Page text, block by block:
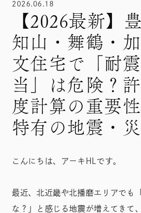
2026.06.18
【2026最新】
知山・舞鶴・
文住宅で「耐
当」は危険？
度計算の重要
特有の地震・
こんにちは、アーキHLです。
最近、北近畿や北播磨エリアでも
な？」と感じる地震が増えてきて